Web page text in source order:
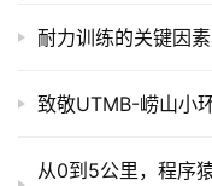
耐力训练的关键因素
致敬UTMB-崂山小
从0到5公里，程序